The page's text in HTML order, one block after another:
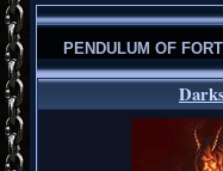
PENDULUM OF